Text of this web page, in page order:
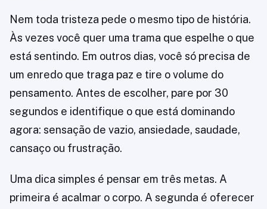
Nem toda tristeza pede o mesmo tipo de história.
Às vezes você quer uma trama que espelhe o que
está sentindo. Em outros dias, você só precisa de
um enredo que traga paz e tire o volume do
pensamento. Antes de escolher, pare por 30
segundos e identifique o que está dominando
agora: sensação de vazio, ansiedade, saudade,
cansaço ou frustração.
Uma dica simples é pensar em três metas. A
primeira é acalmar o corpo. A segunda é oferecer